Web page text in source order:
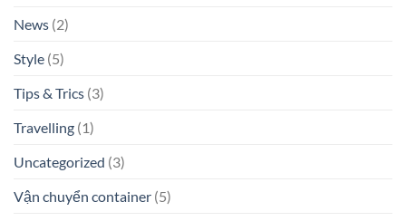
News (2)
Style (5)
Tips & Trics (3)
Travelling (1)
Uncategorized (3)
Vận chuyển container (5)